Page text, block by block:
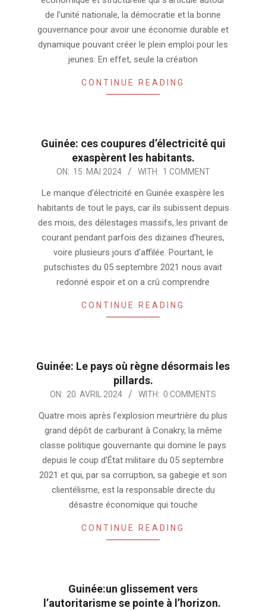
de l’unité nationale, la démocratie et la bonne
gouvernance pour avoir une économie durable et
dynamique pouvant créer le plein emploi pour les
jeunes. En effet, seule la création
CONTINUE READING
Guinée: ces coupures d’électricité qui
exaspèrent les habitants.
2024-ON: 15. MAI 2024 WITH: 1 COMMENT
Le manque d’électricité en Guinée exaspère les
habitants de tout le pays, car ils subissent depuis
des mois, des délestages massifs, les privant de
courant pendant parfois des dizaines d’heures,
voire plusieurs jours d’affilée. Pourtant, le
putschistes du 05 septembre 2021 nous avait
redonné espoir et on a crû comprendre
CONTINUE READING
Guinée: Le pays où règne désormais les
pillards.
2024-
ON: 20. AVRIL 2024 WITH: 0 COMMENTS
Quatre mois après l’explosion meurtrière du plus
grand dépôt de carburant à Conakry, la même
classe politique gouvernante qui domine le pays
depuis le coup d’État militaire du 05 septembre
2021 et qui, par sa corruption, sa gabegie et son
clientélisme, est la responsable directe du
désastre économique qui touche
CONTINUE READING
Guinée:un glissement vers
l’autoritarisme se pointe à l’horizon.